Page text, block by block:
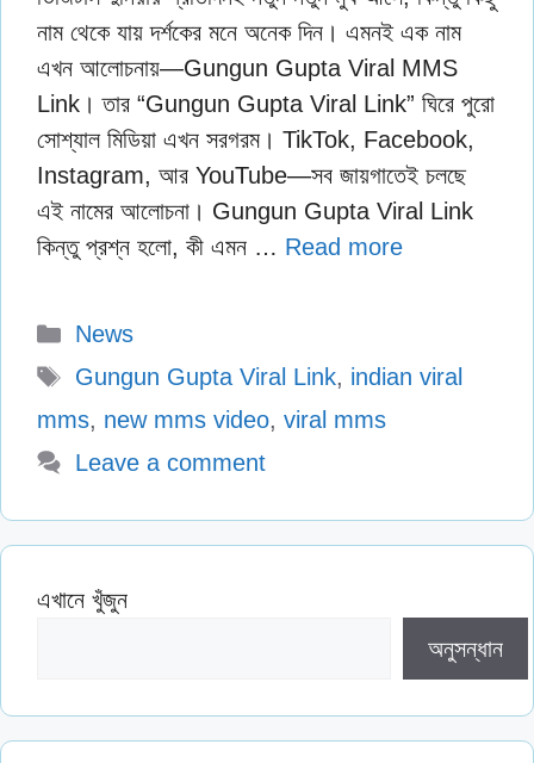
নাম থেকে যায় দর্শকের মনে অনেক দিন। এমনই এক নাম
এখন আলোচনায়—Gungun Gupta Viral MMS
Link। তার “Gungun Gupta Viral Link” ঘিরে পুরো
সোশ্যাল মিডিয়া এখন সরগরম। TikTok, Facebook,
Instagram, আর YouTube—সব জায়গাতেই চলছে
এই নামের আলোচনা। Gungun Gupta Viral Link
কিন্তু প্রশ্ন হলো, কী এমন … Read more
Categories
News
Tags
Gungun Gupta Viral Link, indian viral
mms, new mms video, viral mms
Leave a comment
এখানে খুঁজুন
অনুসন্ধান